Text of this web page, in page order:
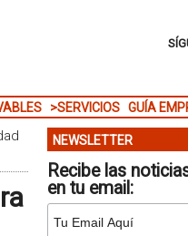
>SERVICIOS GUÍA
NEWSLETTER
Recibe las
en tu email: